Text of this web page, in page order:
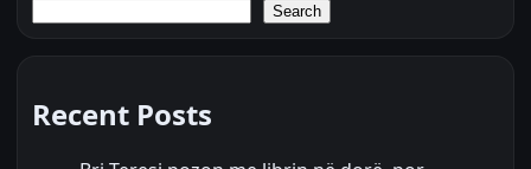
Search
Recent Posts